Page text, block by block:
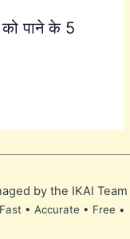
पाने के 5
by the IKAI Team
• Accurate • Free •